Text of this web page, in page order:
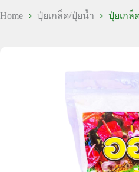
Home ปุ๋ยเกล็ด/ปุ๋ยน้ำ ปุ๋ยเกล็